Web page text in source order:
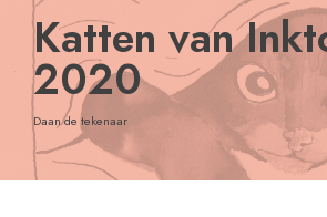
Doorgaan
inhoudKatten van
2020
Daan de tekenaar